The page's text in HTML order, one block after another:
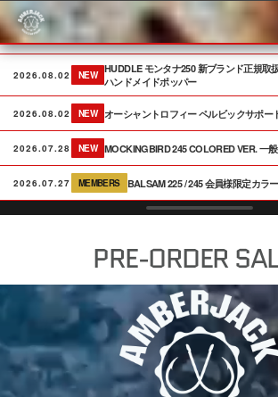
Skip
to
content
2026.08.02 NEW HUDDLE モンタナ250 新ブランド正規取
ハンドメイドポッパー
2026.08.02 NEW オーシャントロフィー ペルビックサポー
2026.07.28 NEW MOCKINGBIRD 245 COLORED VER. 一
2026.07.27 MEMBERS BALSAM 225 / 245 会員様限定カラ
PRE-ORDER